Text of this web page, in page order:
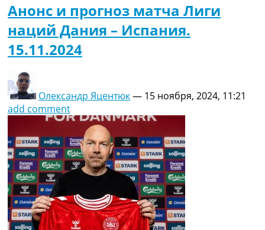
Анонс и прогноз матча Лиги
наций Дания – Испания.
15.11.2024
Олександр Яцентюк— 15 ноября, 2024, 11:21
add comment